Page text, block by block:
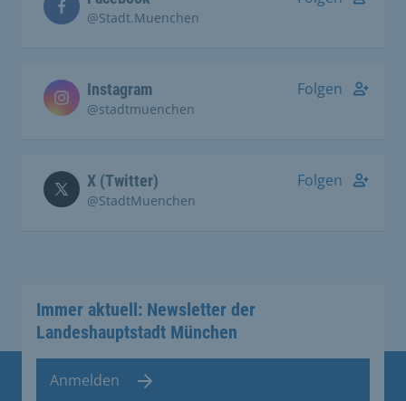
@Stadt.Muenchen
Instagram
@stadtmuenchen
Folgen
X (Twitter)
@StadtMuenchen
Folgen
Immer aktuell: Newsletter der
Landeshauptstadt München
Anmelden